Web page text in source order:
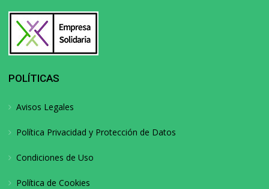
POLÍTICAS
Avisos Legales
Política Privacidad y Protección de Datos
Condiciones de Uso
Política de Cookies